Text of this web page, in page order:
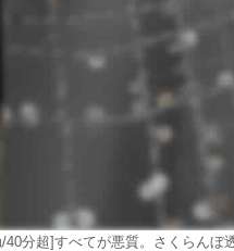
40分超]すべてが悪質。さくらんぼ